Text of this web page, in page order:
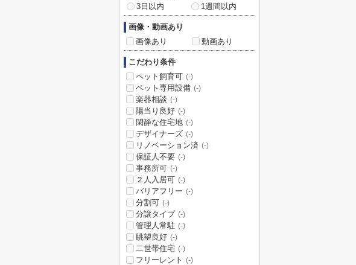
3日以内
1週間以内
画像・動画あり
画像あり
動画あり
こだわり条件
ペット飼育可 (-)
ペット専用設備 (-)
楽器相談 (-)
陽当り良好 (-)
閑静な住宅地 (-)
デザイナーズ (-)
リノベーション済 (-)
保証人不要 (-)
事務所可 (-)
２人入居可 (-)
バリアフリー (-)
分割可 (-)
分譲タイプ (-)
管理人常駐 (-)
眺望良好 (-)
二世帯住宅 (-)
フリーレント (-)